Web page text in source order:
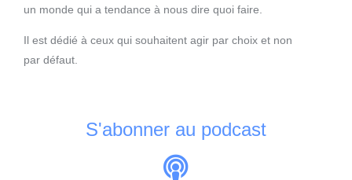
un monde qui a tendance à nous dire quoi faire.
Il est dédié à ceux qui souhaitent agir par choix et non
par défaut.
S'abonner au podcast